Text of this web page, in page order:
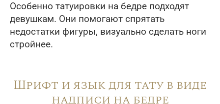
Особенно татуировки на бедре подходят
девушкам. Они помогают спрятать
недостатки фигуры, визуально сделать ноги
стройнее.
Шрифт и язык для тату в виде
надписи на бедре